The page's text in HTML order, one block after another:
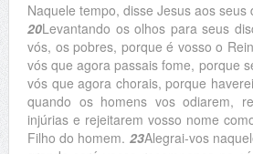
Naquele tempo, disse Jesus aos seus
20Levantando os olhos para seus
vós, os pobres, porque é vosso o
vós que agora passais fome, porque
vós que agora chorais, porque
quando os homens vos odiarem,
injúrias e rejeitarem vosso nome
Filho do homem. 23Alegrai-vos